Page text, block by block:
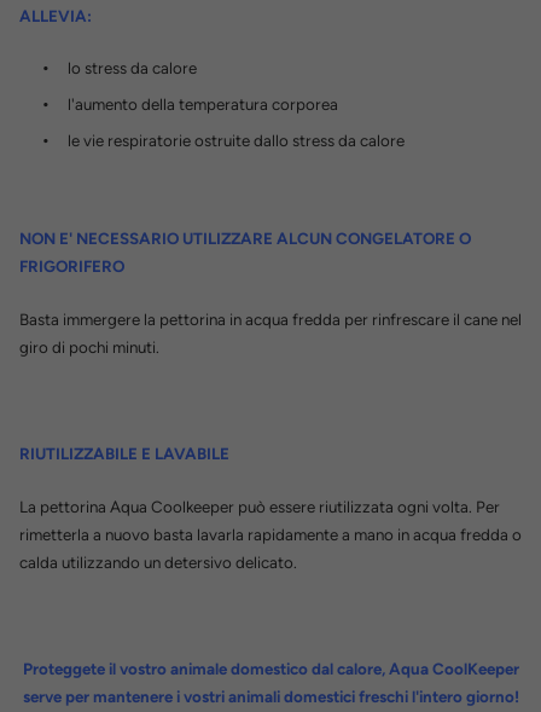
ALLEVIA:
lo stress da calore
l'aumento della temperatura corporea
le vie respiratorie ostruite dallo stress da calore
NON E' NECESSARIO UTILIZZARE ALCUN CONGELATORE O
FRIGORIFERO
Basta immergere la pettorina in acqua fredda per rinfrescare il cane nel
giro di pochi minuti.
RIUTILIZZABILE E LAVABILE
La pettorina Aqua Coolkeeper può essere riutilizzata ogni volta. Per
rimetterla a nuovo basta lavarla rapidamente a mano in acqua fredda o
calda utilizzando un detersivo delicato.
Proteggete il vostro animale domestico dal calore, Aqua CoolKeeper
serve per mantenere i vostri animali domestici freschi l'intero giorno!